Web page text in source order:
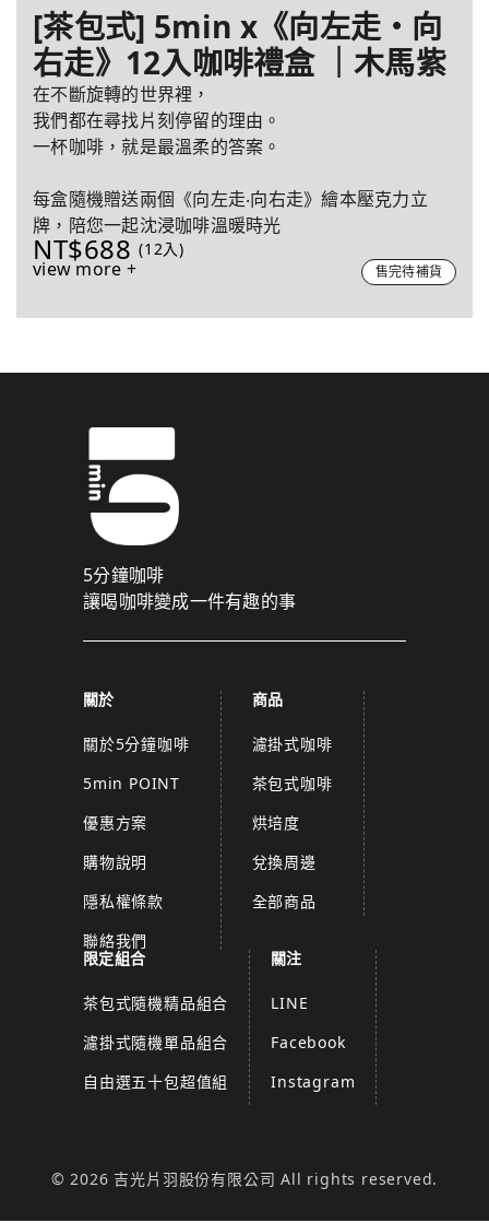
[茶包式] 5min x《向左走・向
右走》12入咖啡禮盒 ｜木馬紫
在不斷旋轉的世界裡，
我們都在尋找片刻停留的理由。
一杯咖啡，就是最溫柔的答案。
每盒隨機贈送兩個《向左走‧向右走》繪本壓克力立
牌，陪您一起沈浸咖啡溫暖時光
NT$688 (12入)
view more + 售完待補貨
5分鐘咖啡
讓喝咖啡變成一件有趣的事
關於
關於5分鐘咖啡
5min POINT
優惠方案
購物說明
隱私權條款
聯絡我們
商品
濾掛式咖啡
茶包式咖啡
烘培度
兌換周邊
全部商品
限定組合
茶包式隨機精品組合
濾掛式隨機單品組合
自由選五十包超值組
關注
LINE
Facebook
Instagram
© 2026 吉光片羽股份有限公司 All rights reserved.